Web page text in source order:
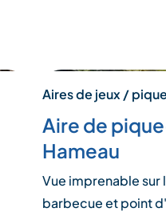
Aires de jeux /
Aire de
Hameau
Vue imprenable sur
barbecue et point